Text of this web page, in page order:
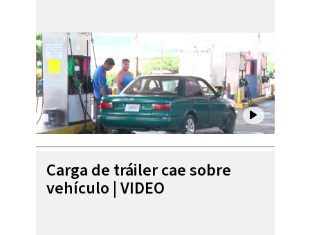
Carga de tráiler cae sobre
vehículo | VIDEO